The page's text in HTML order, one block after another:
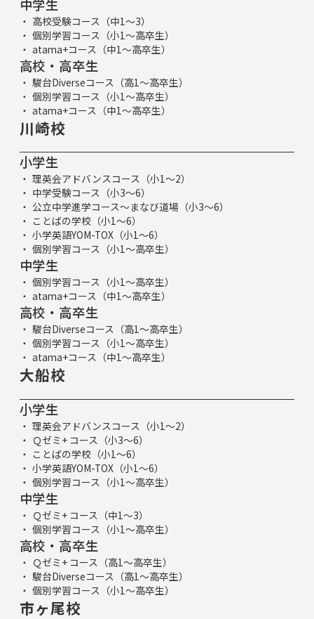
中学生
高校受験コース（中1～3）
個別学習コース（小1～高卒生）
atama+コース（中1～高卒生）
高校・高卒生
駿台Diverseコース（高1～高卒生）
個別学習コース（小1～高卒生）
atama+コース（中1～高卒生）
川崎校
小学生
理英会アドバンスコース（小1～2）
中学受験コース（小3～6）
公立中学進学コース～まなび道場（小3～6）
ことばの学校（小1～6）
小学英語YOM-TOX（小1～6）
個別学習コース（小1～高卒生）
中学生
個別学習コース（小1～高卒生）
atama+コース（中1～高卒生）
高校・高卒生
駿台Diverseコース（高1～高卒生）
個別学習コース（小1～高卒生）
atama+コース（中1～高卒生）
大船校
小学生
理英会アドバンスコース（小1～2）
Ｑゼミ+ コース（小3～6）
ことばの学校（小1～6）
小学英語YOM-TOX（小1～6）
個別学習コース（小1～高卒生）
中学生
Ｑゼミ+ コース（中1～3）
個別学習コース（小1～高卒生）
高校・高卒生
Ｑゼミ+ コース（高1～高卒生）
駿台Diverseコース（高1～高卒生）
個別学習コース（小1～高卒生）
市ヶ尾校